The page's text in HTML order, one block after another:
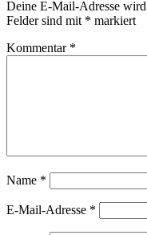
Deine E-Mail-Adresse
Felder sind mit * markiert
Kommentar *
Name *
E-Mail-Adresse *